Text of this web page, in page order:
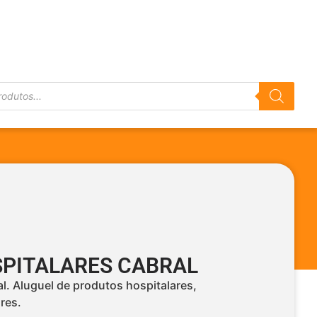
CABRAL
Aluguel de produtos hospitalares,